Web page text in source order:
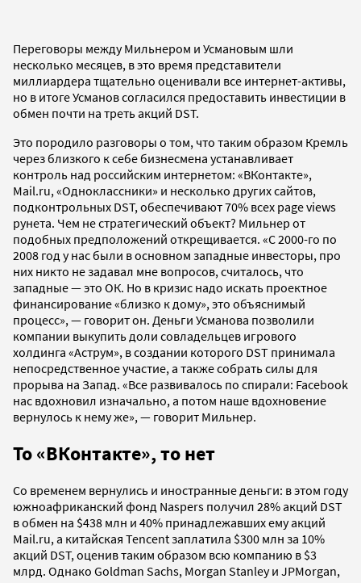
Переговоры между Мильнером и Усмановым шли
несколько месяцев, в это время представители
миллиардера тщательно оценивали все интернет-активы,
но в итоге Усманов согласился предоставить инвестиции в
обмен почти на треть акций DST.
Это породило разговоры о том, что таким образом Кремль
через близкого к себе бизнесмена устанавливает
контроль над российским интернетом: «ВКонтакте»,
Mail.ru, «Одноклассники» и несколько других сайтов,
подконтрольных DST, обеспечивают 70% всех page views
рунета. Чем не стратегический объект? Мильнер от
подобных предположений открещивается. «C 2000-го по
2008 год у нас были в основном западные инвесторы, про
них никто не задавал мне вопросов, считалось, что
западные — это ОК. Но в кризис надо искать проектное
финансирование «близко к дому», это объяснимый
процесс», — говорит он. Деньги Усманова позволили
компании выкупить доли совладельцев игрового
холдинга «Аструм», в создании которого DST принимала
непосредственное участие, а также собрать силы для
прорыва на Запад. «Все развивалось по спирали: Facebook
нас вдохновил изначально, а потом наше вдохновение
вернулось к нему же», — говорит Мильнер.
То «ВКонтакте», то нет
Со временем вернулись и иностранные деньги: в этом году
южноафриканский фонд Naspers получил 28% акций DST
в обмен на $438 млн и 40% принадлежавших ему акций
Mail.ru, а китайская Tencent заплатила $300 млн за 10%
акций DST, оценив таким образом всю компанию в $3
млрд. Однако Goldman Sachs, Morgan Stanley и JPMorgan,